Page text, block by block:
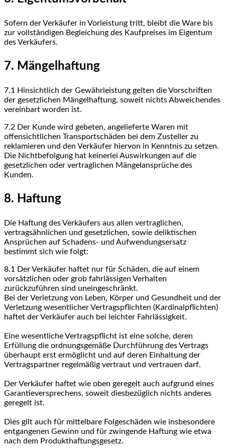
Sofern der Verkäufer in Vorleistung tritt, bleibt die Ware bis
zur vollständigen Begleichung des Kaufpreises im Eigentum
des Verkäufers.
7. Mängelhaftung
7.1 Hinsichtlich der Gewährleistung gelten die Vorschriften
der gesetzlichen Mängelhaftung, soweit nichts Abweichendes
vereinbart worden ist.
7.2 Der Kunde wird gebeten, angelieferte Waren mit
offensichtlichen Transportschäden bei dem Zusteller zu
reklamieren und den Verkäufer hiervon in Kenntnis zu setzen.
Die Nichtbefolgung hat keinerlei Auswirkungen auf die
gesetzlichen oder vertraglichen Mängelansprüche des
Kunden.
8. Haftung
Die Haftung des Verkäufers aus allen vertraglichen,
vertragsähnlichen und gesetzlichen, sowie deliktischen
Ansprüchen auf Schadens- und Aufwendungsersatz
bestimmt sich wie folgt:
8.1 Der Verkäufer haftet nur für Schäden, die auf einem
vorsätzlichen oder grob fahrlässigen Verhalten
zurückzuführen sind uneingeschränkt.
Bei der Verletzung von Leben, Körper und Gesundheit und der
Verletzung wesentlicher Vertragspflichten (Kardinalpflichten)
haftet der Verkäufer auch bei leichter Fahrlässigkeit.
Eine wesentliche Vertragspflicht ist eine solche, deren
Erfüllung die ordnungsgemäße Durchführung des Vertrags
überhaupt erst ermöglicht und auf deren Einhaltung der
Vertragspartner regelmäßig vertraut und vertrauen darf.
Der Verkäufer haftet wie oben geregelt auch aufgrund eines
Garantieversprechens, soweit diesbezüglich nichts anderes
geregelt ist.
Dies gilt auch für mittelbare Folgeschäden wie insbesondere
entgangenen Gewinn und für zwingende Haftung wie etwa
nach dem Produkthaftungsgesetz.